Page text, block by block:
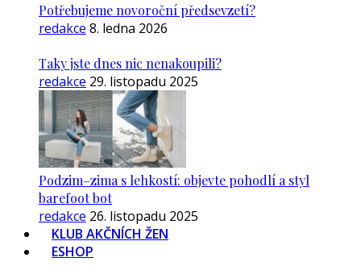
Potřebujeme novoroční předsevzetí?
redakce 8. ledna 2026
Taky jste dnes nic nenakoupili?
redakce 29. listopadu 2025
Podzim–zima s lehkostí: objevte pohodlí a styl
barefoot bot
redakce 26. listopadu 2025
KLUB AKČNÍCH ŽEN
ESHOP